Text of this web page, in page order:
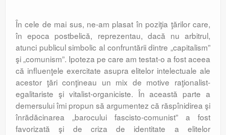
În cele de mai sus, ne-am plasat în poziţia ţărilor care,
în epoca postbelică, reprezentau, dacă nu arbitrul,
atunci publicul simbolic al confruntării dintre „capitalism”
şi „comunism”. Ipoteza pe care am testat-o a fost aceea
că influenţele exercitate asupra elitelor intelectuale ale
acestor ţări conţineau un mix de motive raţionalist-
egalitariste şi vitalist-organiciste. În această parte a
demersului îmi propun să argumentez că răspînidirea şi
înrădăcinarea „barocului fascisto-comunist” a fost
favorizată şi de criza de identitate a elitelor